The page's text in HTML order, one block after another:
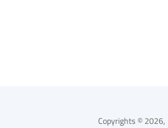
Copyrights © 2026,